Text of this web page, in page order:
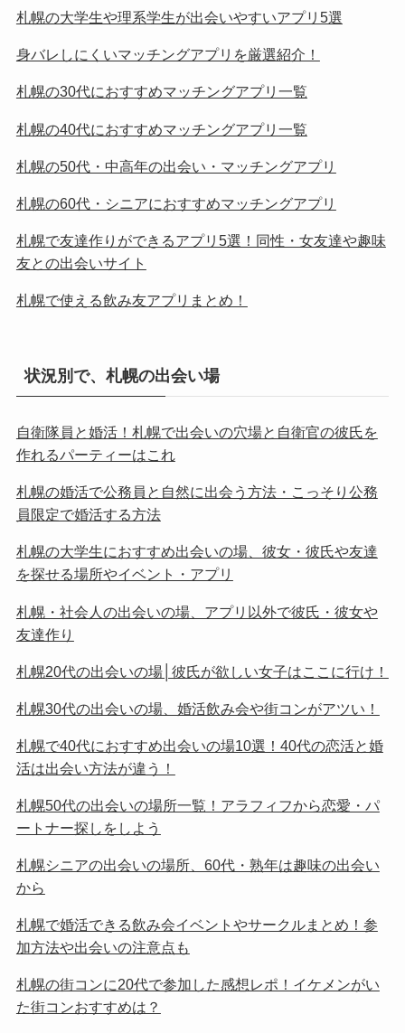
札幌の大学生や理系学生が出会いやすいアプリ5選
身バレしにくいマッチングアプリを厳選紹介！
札幌の30代におすすめマッチングアプリ一覧
札幌の40代におすすめマッチングアプリ一覧
札幌の50代・中高年の出会い・マッチングアプリ
札幌の60代・シニアにおすすめマッチングアプリ
札幌で友達作りができるアプリ5選！同性・女友達や趣味
友との出会いサイト
札幌で使える飲み友アプリまとめ！
状況別で、札幌の出会い場
自衛隊員と婚活！札幌で出会いの穴場と自衛官の彼氏を
作れるパーティーはこれ
札幌の婚活で公務員と自然に出会う方法・こっそり公務
員限定で婚活する方法
札幌の大学生におすすめ出会いの場、彼女・彼氏や友達
を探せる場所やイベント・アプリ
札幌・社会人の出会いの場、アプリ以外で彼氏・彼女や
友達作り
札幌20代の出会いの場│彼氏が欲しい女子はここに行け！
札幌30代の出会いの場、婚活飲み会や街コンがアツい！
札幌で40代におすすめ出会いの場10選！40代の恋活と婚
活は出会い方法が違う！
札幌50代の出会いの場所一覧！アラフィフから恋愛・パ
ートナー探しをしよう
札幌シニアの出会いの場所、60代・熟年は趣味の出会い
から
札幌で婚活できる飲み会イベントやサークルまとめ！参
加方法や出会いの注意点も
札幌の街コンに20代で参加した感想レポ！イケメンがい
た街コンおすすめは？